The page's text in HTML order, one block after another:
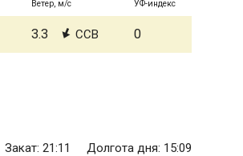
Ветер, м/с УФ-индекс
3.3 ССВ 0
Закат: 21:11 Долгота дня: 15:09